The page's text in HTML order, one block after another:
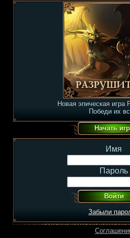
Новая эпическая игра
Победи их
Имя
Пароль
Забыли